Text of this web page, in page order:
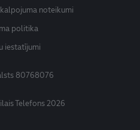
noteikumi
politika
iestatījumi
80768076
Telefons 2026